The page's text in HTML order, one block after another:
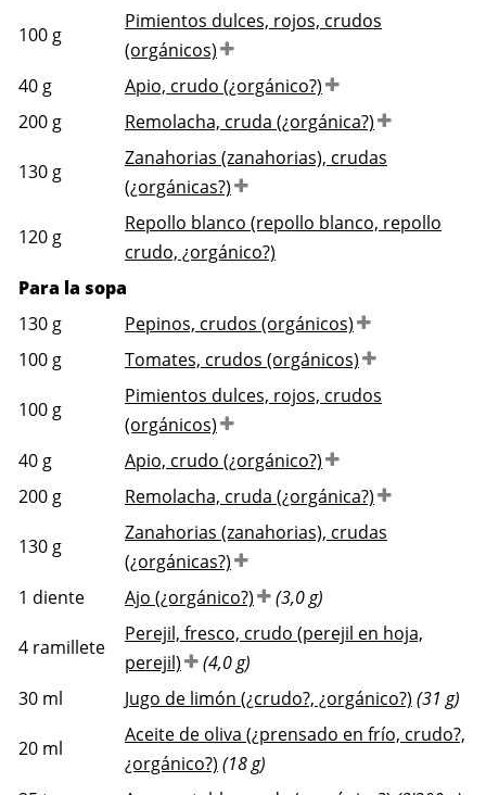
100 g
Pimientos dulces, rojos, crudos
(orgánicos)
40 g
Apio, crudo (¿orgánico?)
200 g Remolacha, cruda (¿orgánica?)
130 g
Zanahorias (zanahorias), crudas
(¿orgánicas?)
120 g
Repollo blanco (repollo blanco, repollo
crudo, ¿orgánico?)
Para la sopa
130 g
Pepinos, crudos (orgánicos)
100 g Tomates, crudos (orgánicos)
100 g
Pimientos dulces, rojos, crudos
(orgánicos)
40 g
Apio, crudo (¿orgánico?)
200 g Remolacha, cruda (¿orgánica?)
130 g
Zanahorias (zanahorias), crudas
(¿orgánicas?)
1 diente Ajo (¿orgánico?) (3,0 g)
4 ramillete
Perejil, fresco, crudo (perejil en hoja,
perejil)
(4,0 g)
30 ml Jugo de limón (¿crudo?, ¿orgánico?) (31 g)
20 ml
Aceite de oliva (¿prensado en frío, crudo?,
¿orgánico?) (18 g)